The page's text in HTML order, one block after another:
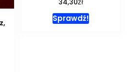
34,30
Sprawdź!